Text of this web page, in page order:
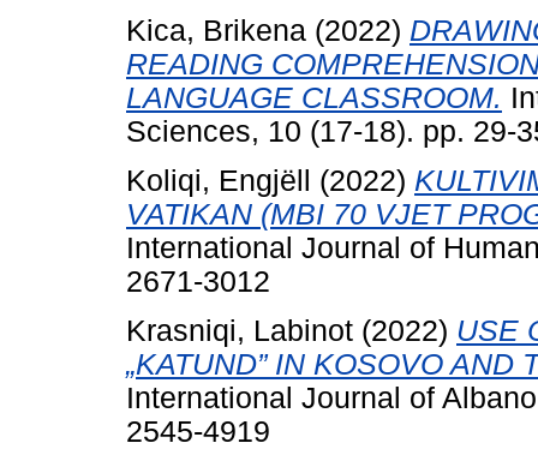
Kica, Brikena (2022)
READING
LANGUAGE CLASSROOM.
Sciences, 10 (17-18). pp. 29-
Koliqi, Engjëll (2022)
VATIKAN (MBI 70 VJET
International Journal of
2671-3012
Krasniqi, Labinot (2022) USE
„KATUND” IN KOSOVO
International Journal of
2545-4919